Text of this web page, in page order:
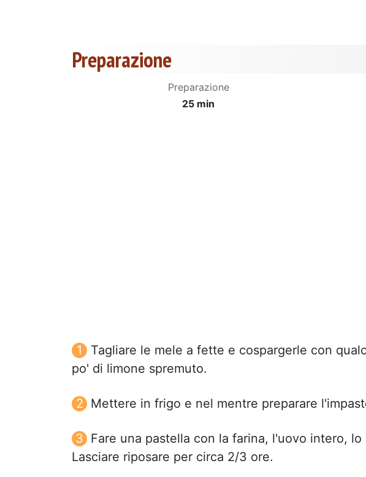
Preparazione
Preparazione
25 min
Tagliare le mele a fette e cospargerle con
po' di limone spremuto.
Mettere in frigo e nel mentre preparare
Fare una pastella con la farina, l'uovo intero,
Lasciare riposare per circa 2/3 ore.